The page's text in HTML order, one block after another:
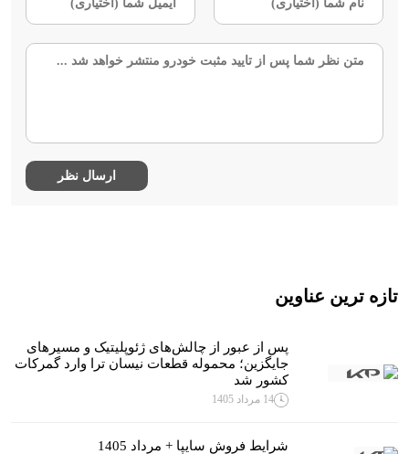
تازه ترین عناوین
پس از عبور از چالش‌های ژئوپلیتیک و مسیرهای
جایگزین؛ محموله قطعات نیسان ترا وارد گمرکات
کشور شد
14 مرداد 1405
شرایط فروش سایپا + مرداد 1405